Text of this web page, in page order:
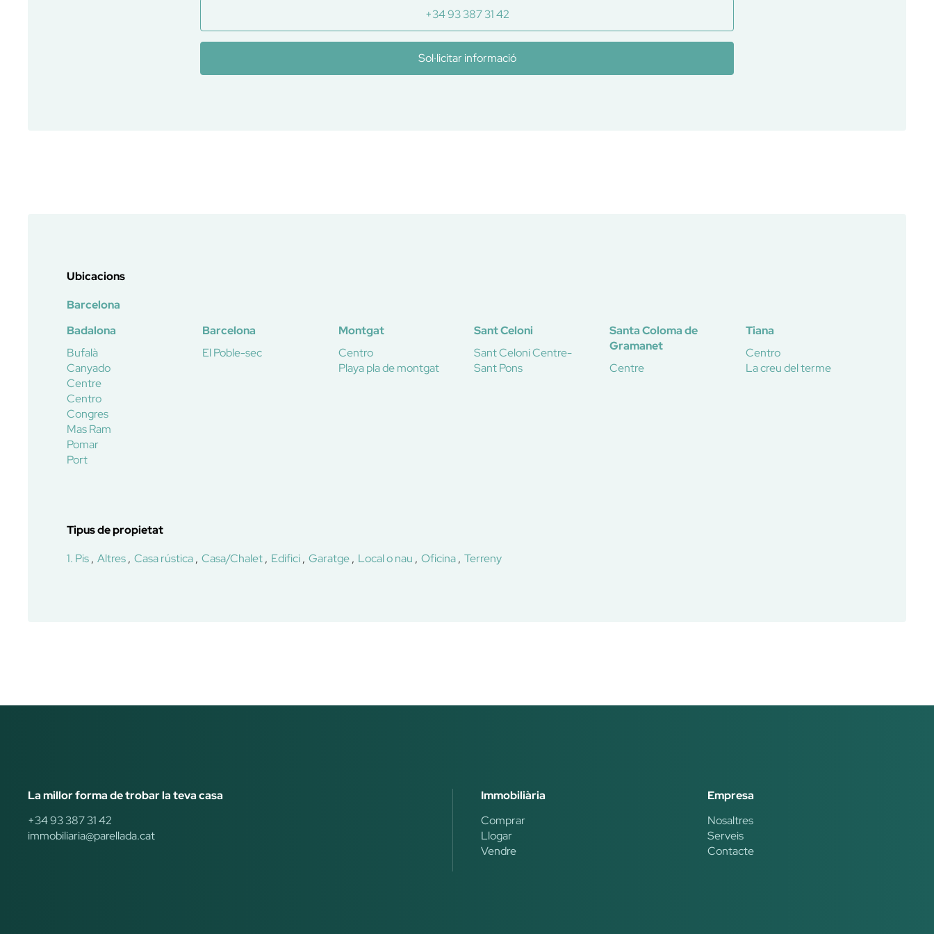
+34 93 387 31 42
Sol·licitar informació
Ubicacions
Barcelona
Badalona
Bufalà
Canyado
Centre
Centro
Congres
Mas Ram
Pomar
Port
Barcelona
El Poble-sec
Montgat
Centro
Playa pla de montgat
Sant Celoni
Sant Celoni Centre-
Sant Pons
Santa Coloma de
Gramanet
Centre
Tiana
Centro
La creu del terme
Tipus de propietat
1. Pis Altres Casa rústica Casa/Chalet Edifici Garatge Local o nau Oficina Terreny
La millor forma de trobar la teva casa
+34 93 387 31 42
immobiliaria@parellada.cat
Immobiliària
Comprar
Llogar
Vendre
Empresa
Nosaltres
Serveis
Contacte